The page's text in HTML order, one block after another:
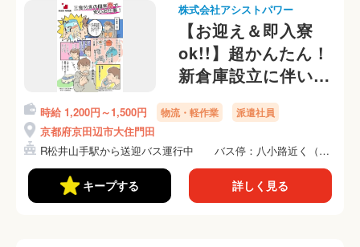
株式会社アシストパワー
【お迎え＆即入寮
ok!!】超かんたん！
新倉庫設立に伴いオ
ープニングスタッフ
大量募集☆彡倉庫内
でのかんたんピッキ
ング作業
時給 1,200円～1,500円 物流・軽作業 派遣社員
京都府京田辺市大住門田
R松井山手駅から送迎バス運行中 バス停：八小路近く（徒
歩約...
キープする 詳しく見る